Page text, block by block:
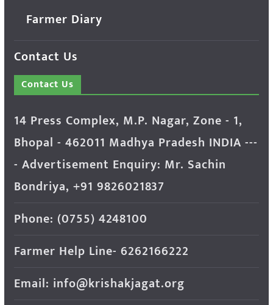
Farmer Diary
Contact Us
Contact Us
14 Press Complex, M.P. Nagar, Zone - 1,
Bhopal - 462011 Madhya Pradesh INDIA ---
- Advertisement Enquiry: Mr. Sachin
Bondriya, +91 9826021837
Phone: (0755) 4248100
Farmer Help Line- 6262166222
Email: info@krishakjagat.org